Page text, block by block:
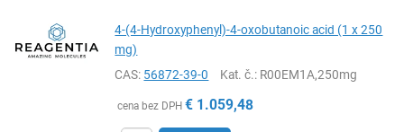
4-(4-Hydroxyphenyl)-4-oxobutanoic acid (1 x 250
mg)
CAS: 56872-39-0 Kat. č.: R00EM1A,250mg
cena bez DPH € 1.059,48